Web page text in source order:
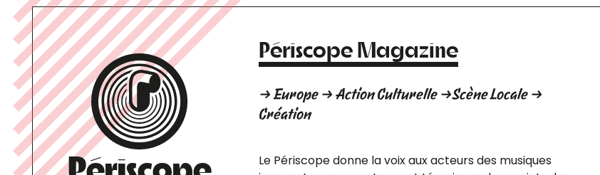
Périscope Magazine
→ Europe → Action Culturelle →Scène Locale →
Création
Le Périscope donne la voix aux acteurs des musiques